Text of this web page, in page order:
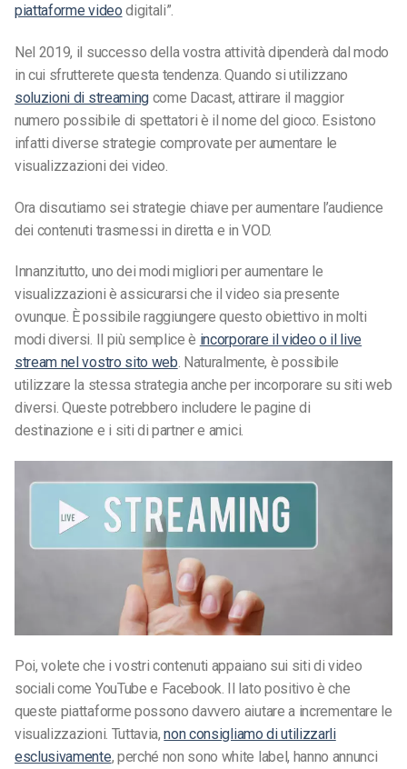
piattaforme video digitali”.
Nel 2019, il successo della vostra attività dipenderà dal modo
in cui sfrutterete questa tendenza. Quando si utilizzano
soluzioni di streamingcome Dacast, attirare il maggior
numero possibile di spettatori è il nome del gioco. Esistono
infatti diverse strategie comprovate per aumentare le
visualizzazioni dei video.
Ora discutiamo sei strategie chiave per aumentare l’audience
dei contenuti trasmessi in diretta e in VOD.
Innanzitutto, uno dei modi migliori per aumentare le
visualizzazioni è assicurarsi che il video sia presente
ovunque. È possibile raggiungere questo obiettivo in molti
modi diversi. Il più semplice è incorporare il video o il live
stream nel vostro sito web. Naturalmente, è possibile
utilizzare la stessa strategia anche per incorporare su siti web
diversi. Queste potrebbero includere le pagine di
destinazione e i siti di partner e amici.
Poi, volete che i vostri contenuti appaiano sui siti di video
sociali come YouTube e Facebook. Il lato positivo è che
queste piattaforme possono davvero aiutare a incrementare le
visualizzazioni. Tuttavia,non consigliamo di utilizzarli
esclusivamente, perché non sono white label, hanno annunci